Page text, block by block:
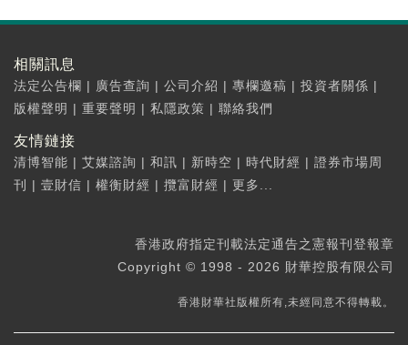
相關訊息
法定公告欄 | 廣告查詢 | 公司介紹 | 專欄邀稿 | 投資者關係 |
版權聲明 | 重要聲明 | 私隱政策 | 聯絡我們
友情鏈接
清博智能 | 艾媒諮詢 | 和訊 | 新時空 | 時代財經 | 證券市場周
刊
| 壹財信 | 權衡財經 | 攬富財經 | 更多...
香港政府指定刊載法定通告之憲報刊登報章
Copyright © 1998 - 2026 財華控股有限公司
香港財華社版權所有,未經同意不得轉載。